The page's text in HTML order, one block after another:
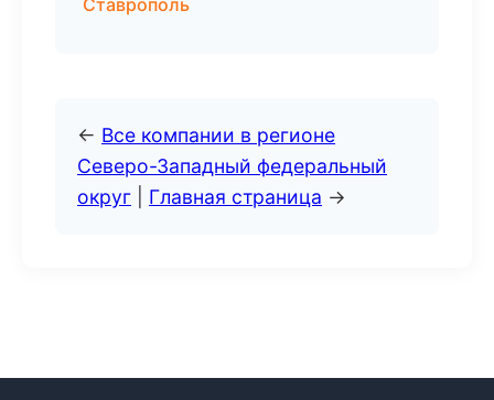
Ставрополь
← Все компании в регионе
Северо-Западный федеральный
округ
Главная страница →